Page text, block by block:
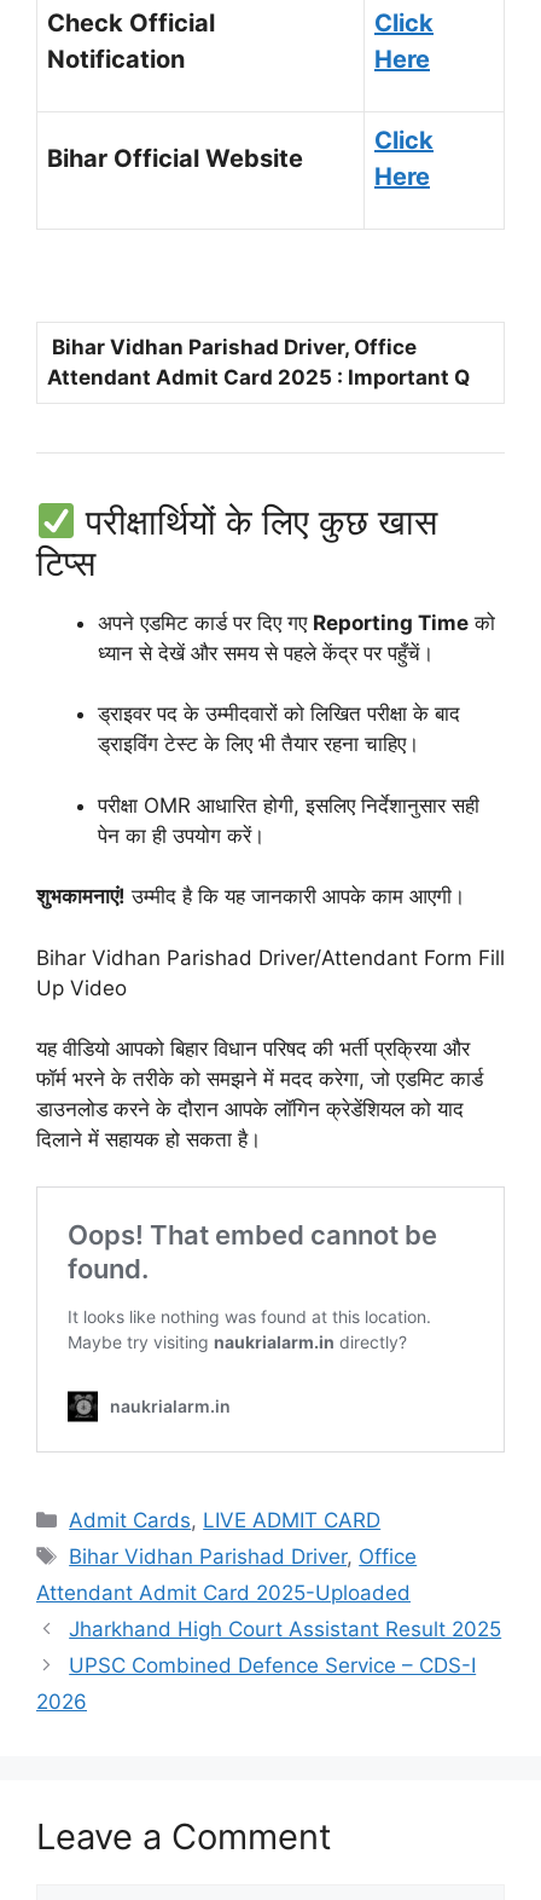
Check Official
Notification
Click
Here
Bihar Official Website
Click
Here
Bihar Vidhan Parishad Driver, Office
Attendant Admit Card 2025 : Important Q
परीक्षार्थियों के लिए कुछ खास
टिप्स
अपने एडमिट कार्ड पर दिए गए Reporting Time को
ध्यान से देखें और समय से पहले केंद्र पर पहुँचें।
ड्राइवर पद के उम्मीदवारों को लिखित परीक्षा के बाद
ड्राइविंग टेस्ट के लिए भी तैयार रहना चाहिए।
परीक्षा OMR आधारित होगी, इसलिए निर्देशानुसार सही
पेन का ही उपयोग करें।
शुभकामनाएं! उम्मीद है कि यह जानकारी आपके काम आएगी।
Bihar Vidhan Parishad Driver/Attendant Form Fill
Up Video
यह वीडियो आपको बिहार विधान परिषद की भर्ती प्रक्रिया और
फॉर्म भरने के तरीके को समझने में मदद करेगा, जो एडमिट कार्ड
डाउनलोड करने के दौरान आपके लॉगिन क्रेडेंशियल को याद
दिलाने में सहायक हो सकता है।
Admit Cards, LIVE ADMIT CARD
Bihar Vidhan Parishad Driver, Office
Attendant Admit Card 2025-Uploaded
Jharkhand High Court Assistant Result 2025
UPSC Combined Defence Service – CDS-I
2026
Leave a Comment